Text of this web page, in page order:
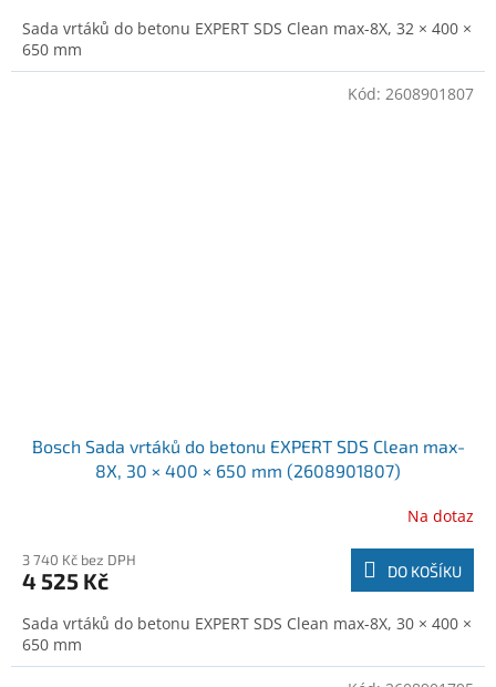
Sada vrtáků do betonu EXPERT SDS Clean max-8X, 32 × 400 ×
650 mm
Bosch Sada vrtáků do betonu EXPERT SDS Clean max-
8X, 30 × 400 × 650 mm (2608901807)
Na dotaz
3 740 Kč bez DPH
4 525 Kč DO KOŠÍKU
Sada vrtáků do betonu EXPERT SDS Clean max-8X, 30 × 400 ×
650 mm
Kód: 2608901807